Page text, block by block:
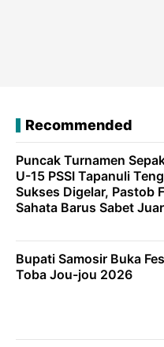
Recommended
Puncak Turnamen
U-15 PSSI Tapanuli
Sukses Digelar, Pastob
Sahata Barus Sabet
Bupati Samosir Buka
Toba Jou-jou 2026